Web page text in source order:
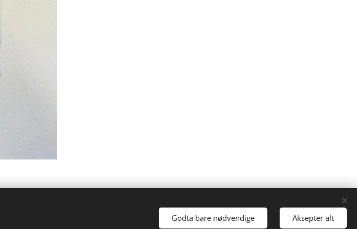
Godta bare nødvendige Aksepter alt